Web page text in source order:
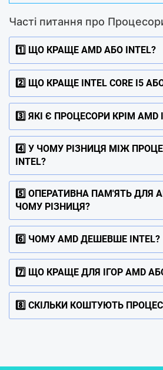
Часті питання про
1️⃣ ЩО КРАЩЕ AMD АБО INTEL?
2️⃣ ЩО КРАЩЕ INTEL CORE I5
3️⃣ ЯКІ Є ПРОЦЕСОРИ КРІМ AMD
4️⃣ У ЧОМУ РІЗНИЦЯ МІЖ
INTEL?
5️⃣ ОПЕРАТИВНА ПАМ'ЯТЬ ДЛЯ
ЧОМУ РІЗНИЦЯ?
6️⃣ ЧОМУ AMD ДЕШЕВШЕ INTEL?
7️⃣ ЩО КРАЩЕ ДЛЯ ІГОР AMD
8️⃣ СКІЛЬКИ КОШТУЮТЬ